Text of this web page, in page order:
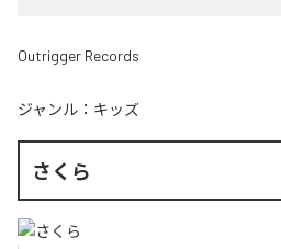
Outrigger Records
ジャンル： キッズ
さくら